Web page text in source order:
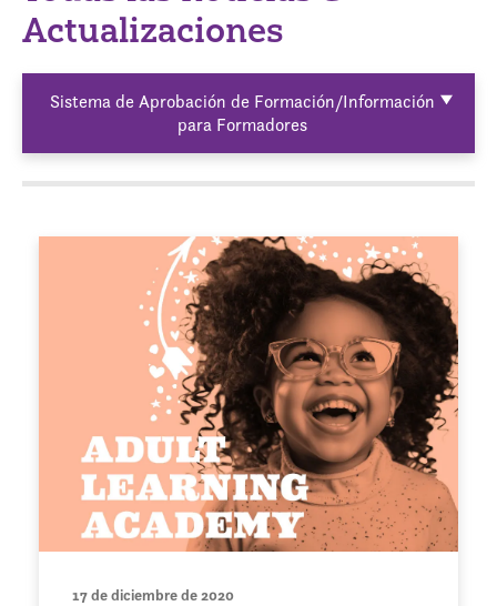
Actualizaciones
Sistema de Aprobación de Formación/Información
para Formadores
17 de diciembre de 2020